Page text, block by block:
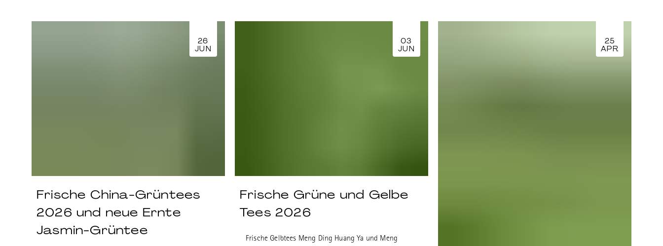
26
JUN
Frische China-Grüntees
2026 und neue Ernte
Jasmin-Grüntee
03
JUN
Frische Grüne und Gelbe
Tees 2026
Frische Gelbtees Meng Ding Huang Ya und Meng
25
APR